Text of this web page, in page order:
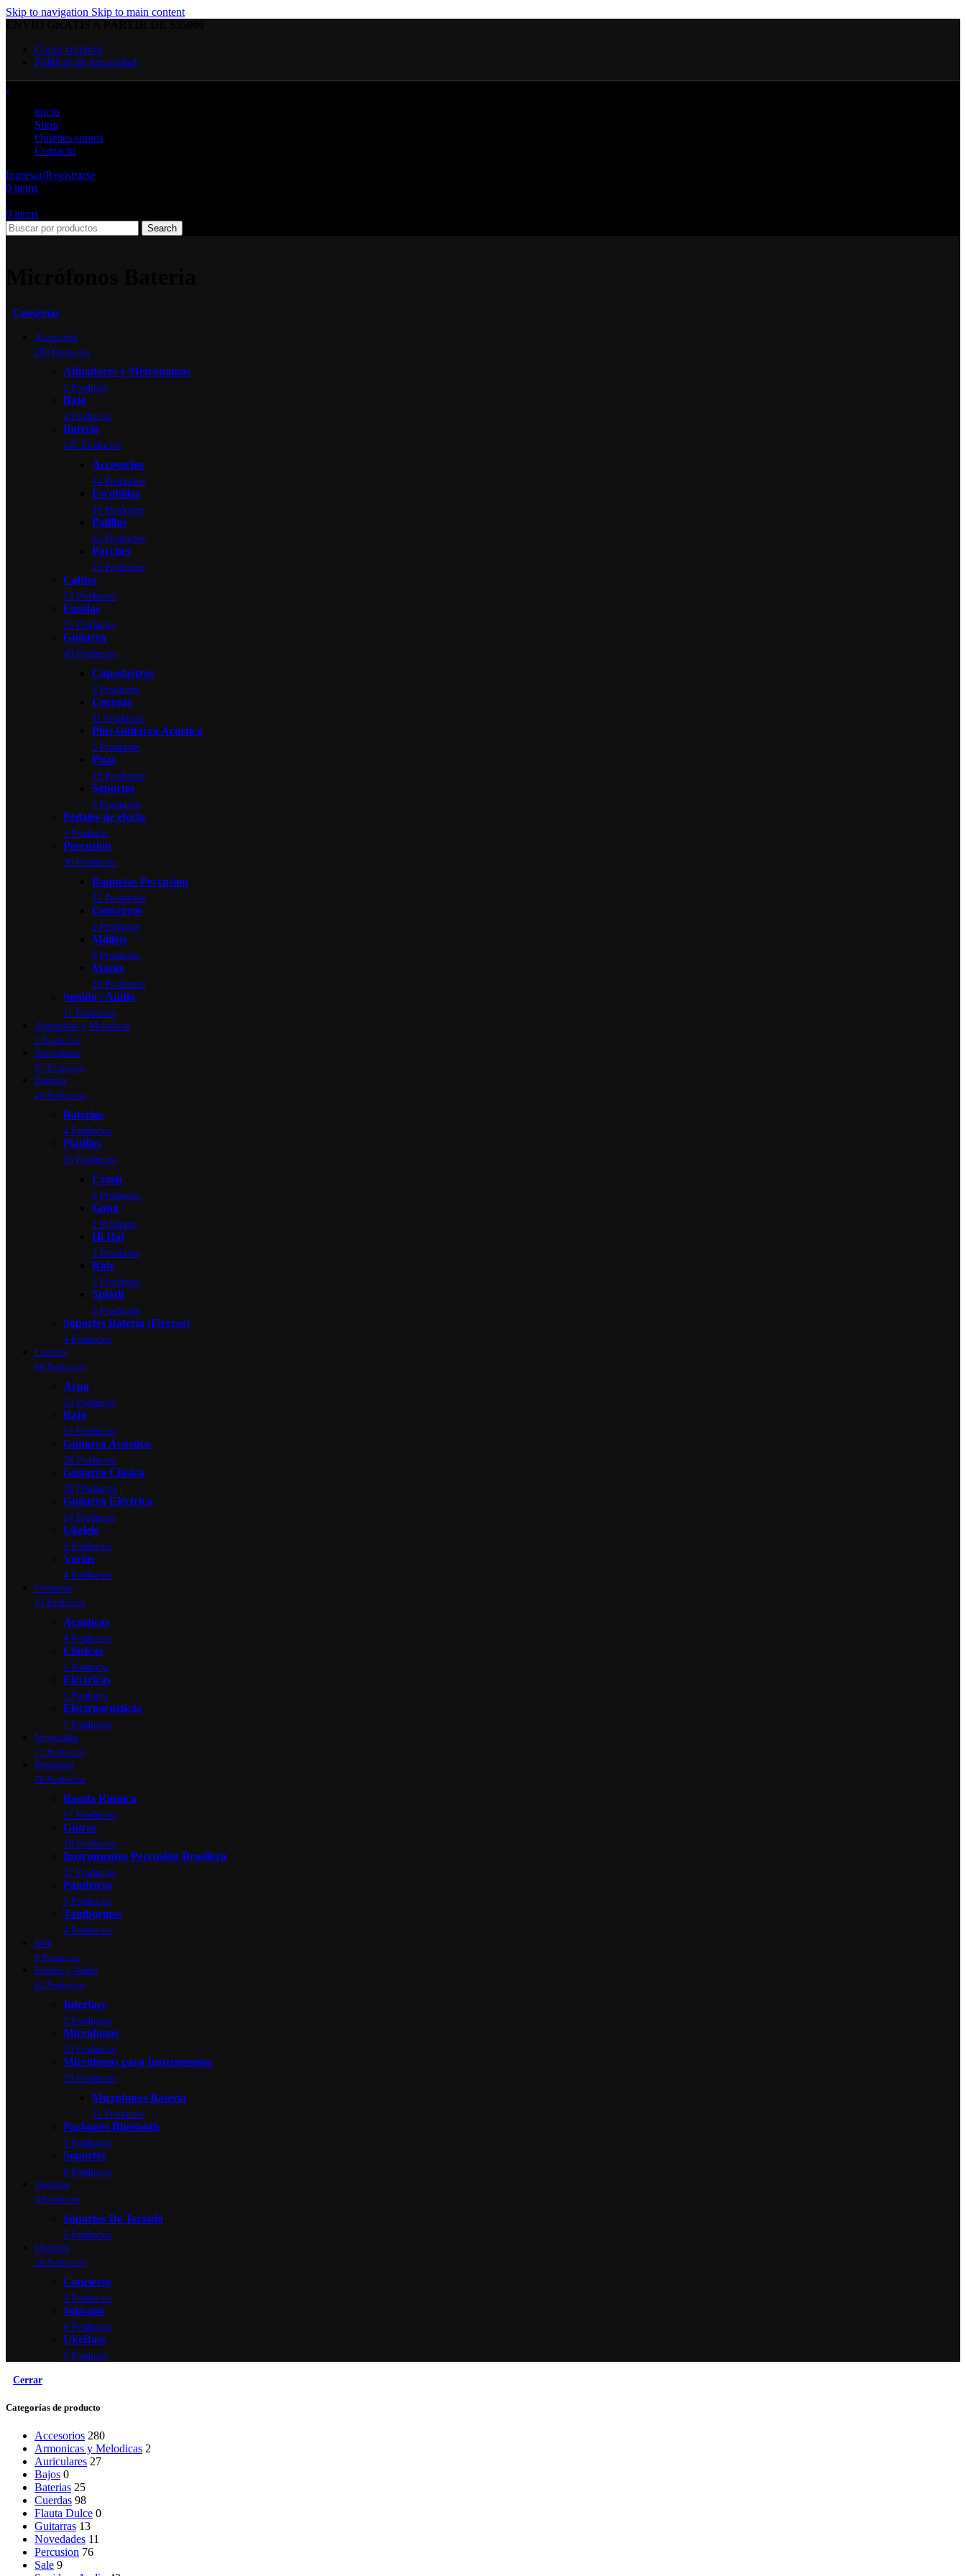
Skip to navigation Skip to main content
Como comprar
Políticas de privacidad
inicio
Shop
Quienes somos
Contacto
Ingresar/Registrarse
0 items
0 items
Search
Categorías
Accesorios
280 Productos
Afinadores y Metrónomos
1 Producto
Bajo
4 Productos
Batería
147 Productos
Accesorios
44 Productos
Escobillas
10 Productos
Palillos
65 Productos
Parches
25 Productos
Cables
13 Productos
Fundas
15 Productos
Guitarra
49 Productos
Capodastros
3 Productos
Correas
11 Productos
Pins Guitarra Acustica
2 Productos
Puas
15 Productos
Soportes
6 Productos
Pedales de efecto
1 Producto
Percusion
36 Productos
Baquetas Percusion
12 Productos
Cencerros
2 Productos
Mallets
9 Productos
Mazos
10 Productos
Sonido / Audio
11 Productos
Armonicas y Melodicas
2 Productos
Auriculares
27 Productos
Baterias
25 Productos
Baterias
4 Productos
Platillos
16 Productos
Crash
6 Productos
Gong
1 Producto
Hi Hat
3 Productos
Ride
3 Productos
Splash
3 Productos
Soportes Batería (Fierros)
4 Productos
Cuerdas
98 Productos
Arpa
13 Productos
Bajo
12 Productos
Guitarra Acústica
28 Productos
Guitarra Clásica
18 Productos
Guitarra Eléctrica
14 Productos
Ukelele
9 Productos
Varias
4 Productos
Guitarras
13 Productos
Acústicas
4 Productos
Clásicas
1 Producto
Electricas
1 Producto
Electroacústicas
7 Productos
Novedades
11 Productos
Percusion
76 Productos
Banda Ritmica
17 Productos
Guiras
18 Productos
Instrumentos Percusión Brasilera
27 Productos
Pandeiros
9 Productos
Tamborines
4 Productos
Sale
9 Productos
Sonido y Audio
42 Productos
Interface
2 Productos
Micrófonos
10 Productos
Micrófonos para Instrumentos
19 Productos
Micrófonos Bateria
11 Productos
Parlantes Bluetooth
3 Productos
Soportes
8 Productos
Teclados
5 Productos
Soportes De Teclado
5 Productos
Ukeleles
10 Productos
Concierto
3 Productos
Soprano
6 Productos
UkeBass
1 Producto
Cerrar
Categorías de producto
Accesorios 280
Armonicas y Melodicas 2
Auriculares 27
Bajos 0
Baterias 25
Cuerdas 98
Flauta Dulce 0
Guitarras 13
Novedades 11
Percusion 76
Sale 9